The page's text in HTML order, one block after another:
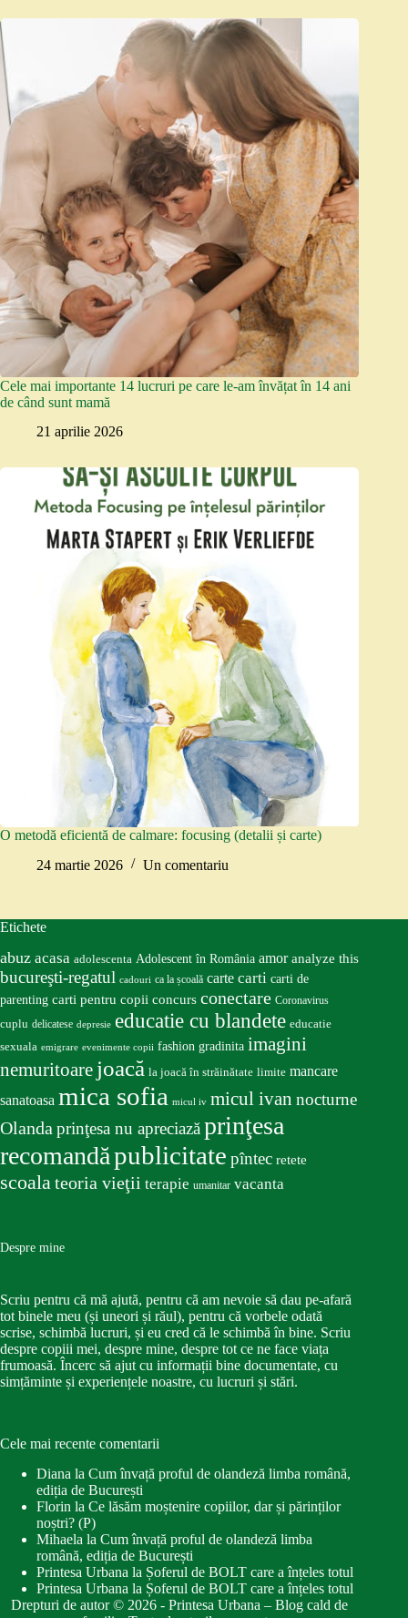
Cele mai importante 14 lucruri pe care le-am învățat în 14 ani
de când sunt mamă
21 aprilie 2026
O metodă eficientă de calmare: focusing (detalii și carte)
24 martie 2026
Un comentariu
Etichete
abuz acasa adolescenta Adolescent în România amor analyze this
bucureşti-regatul cadouri ca la școală carte carti carti de
parenting carti pentru copii concurs conectare Coronavirus
cuplu delicatese depresie educatie cu blandete educatie
sexuala emigrare evenimente copii fashion gradinita imagini
nemuritoare joacă la joacă în străinătate limite mancare
sanatoasa mica sofia micul iv micul ivan nocturne
Olandaprinţesa nu apreciazăprinţesa
recomandăpublicitate pîntec retete
scoalateoria vieţii terapie umanitar vacanta
Despre mine
Scriu pentru că mă ajută, pentru că am nevoie să dau pe-afară
tot binele meu (și uneori și răul), pentru că vorbele odată
scrise, schimbă lucruri, și eu cred că le schimbă în bine. Scriu
despre copiii mei, despre mine, despre tot ce ne face viața
frumoasă. Încerc să ajut cu informații bine documentate, cu
simțăminte și experiențele noastre, cu lucruri și stări.
Cele mai recente comentarii
Diana la Cum învață proful de olandeză limba română,
ediția de București
Florin la Ce lăsăm moștenire copiilor, dar și părinților
noștri? (P)
Mihaela la Cum învață proful de olandeză limba
română, ediția de București
Printesa Urbana la Șoferul de BOLT care a înțeles totul
Printesa Urbana la Șoferul de BOLT care a înțeles totul
Drepturi de autor © 2026 - Printesa Urbana – Blog cald de